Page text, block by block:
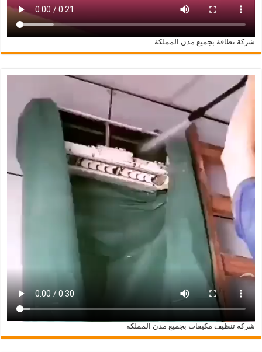
شركة نظافة بجميع مدن المملكة
شركة تنظيف مكيفات بجميع مدن المملكة